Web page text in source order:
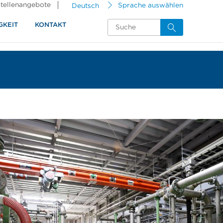
Deutsch Sprache auswählen
KONTAKT